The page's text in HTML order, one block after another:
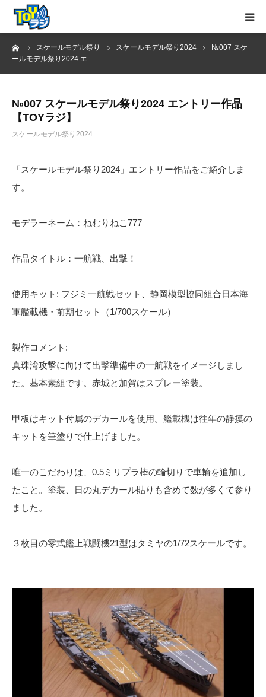
スケールモデル祭り スケールモデル祭り2024
№007 スケ
ールモデル祭り2024 エ…
№007 スケールモデル祭り2024 エントリー作品
【TOYラジ】
スケールモデル祭り2024
「スケールモデル祭り2024」エントリー作品をご紹介しま
す。
モデラーネーム：ねむりねこ777
作品タイトル：一航戦、出撃！
使用キット: フジミ一航戦セット、静岡模型協同組合日本海
軍艦載機・前期セット（1/700スケール）
製作コメント:
真珠湾攻撃に向けて出撃準備中の一航戦をイメージしまし
た。基本素組です。赤城と加賀はスプレー塗装。
甲板はキット付属のデカールを使用。艦載機は往年の静摸の
キットを筆塗りで仕上げました。
唯一のこだわりは、0.5ミリプラ棒の輪切りで車輪を追加し
たこと。塗装、日の丸デカール貼りも含めて数が多くて参り
ました。
３枚目の零式艦上戦闘機21型はタミヤの1/72スケールです。
トップページ
MC紹介